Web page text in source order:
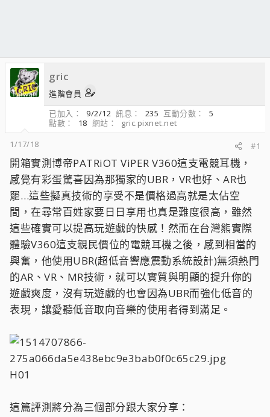
gric
進階會員
已加入
9/2/12 訊息 235 互動分數
5
點數
18 網站
gric.pixnet.net
1/17/18
#1
開箱實測博帝PATRiOT ViPER V360這支電競耳機，
感覺有彩蛋驚喜因為那獨家的UBR，VR也好、AR也
罷…這些擬真技術的享受不是價格過高就是太佔空
間，在尋常百姓家要日日享用也真是難度很高，雖然
這些確實可以提高玩遊戲的快感！然而在台灣熊實際
體驗V360這支親民價位的電競耳機之後，感到相當的
興奮，他使用UBR(超低音響應震動系統設計)無須熱門
的AR、VR、MR技術，就可以實質與明顯的提升你的
遊戲爽度，沒有玩遊戲的也會因為UBR而強化低音的
表現，讓愛聽低音取向音樂的使用者得到滿足。
H01
這篇評測將分為三個部分跟大家分享：